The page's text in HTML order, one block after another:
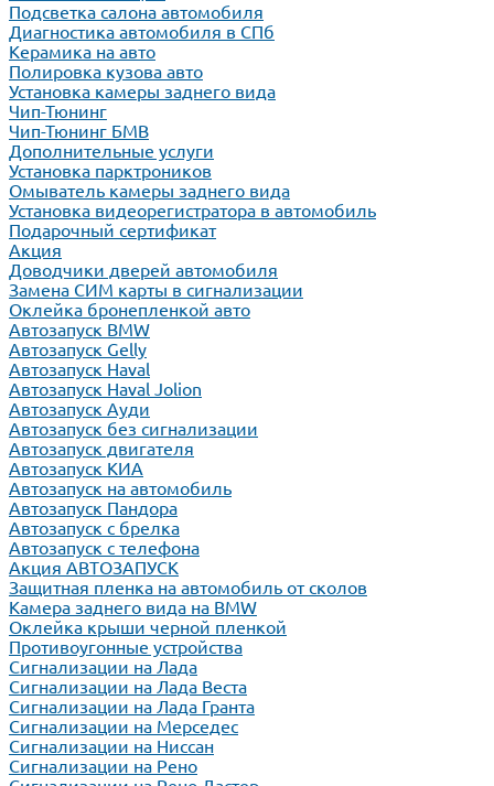
Подсветка салона автомобиля
Диагностика автомобиля в СПб
Керамика на авто
Полировка кузова авто
Установка камеры заднего вида
Чип-Тюнинг
Чип-Тюнинг БМВ
Дополнительные услуги
Установка парктроников
Омыватель камеры заднего вида
Установка видеорегистратора в автомобиль
Подарочный сертификат
Акция
Доводчики дверей автомобиля
Замена СИМ карты в сигнализации
Оклейка бронепленкой авто
Автозапуск BMW
Автозапуск Gelly
Автозапуск Haval
Автозапуск Haval Jolion
Автозапуск Ауди
Автозапуск без сигнализации
Автозапуск двигателя
Автозапуск КИА
Автозапуск на автомобиль
Автозапуск Пандора
Автозапуск с брелка
Автозапуск с телефона
Акция АВТОЗАПУСК
Защитная пленка на автомобиль от сколов
Камера заднего вида на BMW
Оклейка крыши черной пленкой
Противоугонные устройства
Сигнализации на Лада
Сигнализации на Лада Веста
Сигнализации на Лада Гранта
Сигнализации на Мерседес
Сигнализации на Ниссан
Сигнализации на Рено